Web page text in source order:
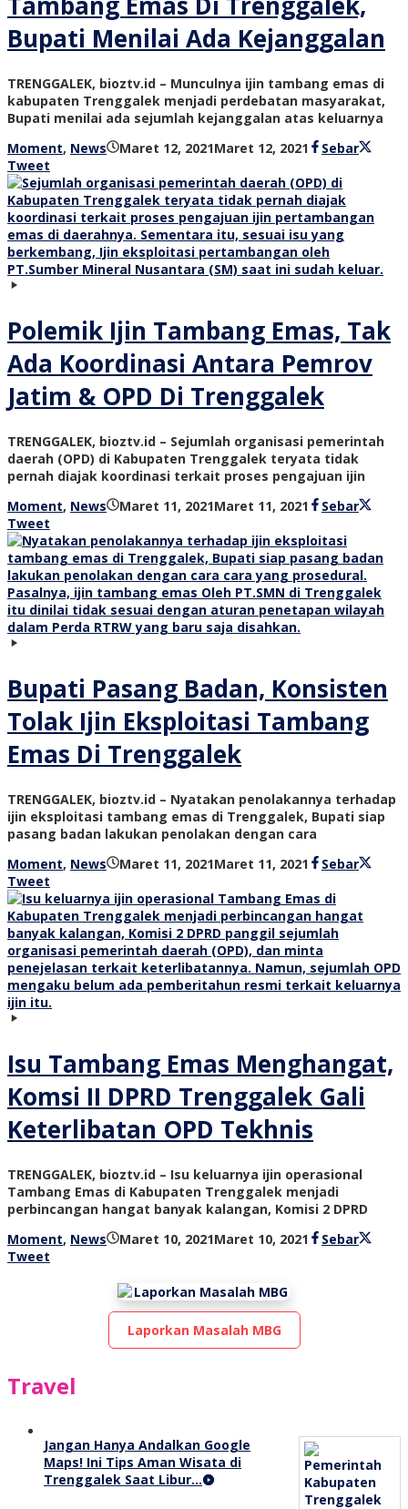
Bupati Menilai Ada Kejanggalan
TRENGGALEK, bioztv.id – Munculnya ijin tambang emas di
kabupaten Trenggalek menjadi perdebatan masyarakat,
Bupati menilai ada sejumlah kejanggalan atas keluarnya
Moment, News Maret 12, 2021Maret 12, 2021 oleh
tv
Sebar
Tweet
Polemik Ijin Tambang Emas, Tak
Ada Koordinasi Antara Pemrov
Jatim & OPD Di Trenggalek
TRENGGALEK, bioztv.id – Sejumlah organisasi pemerintah
daerah (OPD) di Kabupaten Trenggalek teryata tidak
pernah diajak koordinasi terkait proses pengajuan ijin
Moment, News Maret 11, 2021Maret 11, 2021 oleh
tv
Sebar
Tweet
Bupati Pasang Badan, Konsisten
Tolak Ijin Eksploitasi Tambang
Emas Di Trenggalek
TRENGGALEK, bioztv.id – Nyatakan penolakannya terhadap
ijin eksploitasi tambang emas di Trenggalek, Bupati siap
pasang badan lakukan penolakan dengan cara
Moment, News Maret 11, 2021Maret 11, 2021 oleh
tv
Sebar
Tweet
Isu Tambang Emas Menghangat,
Komsi II DPRD Trenggalek Gali
Keterlibatan OPD Tekhnis
TRENGGALEK, bioztv.id – Isu keluarnya ijin operasional
Tambang Emas di Kabupaten Trenggalek menjadi
perbincangan hangat banyak kalangan, Komisi 2 DPRD
Moment, News Maret 10, 2021Maret 10, 2021 olehSebar
Tweet
Laporkan Masalah MBG
Travel
Jangan Hanya Andalkan Google
Maps! Ini Tips Aman Wisata di
Trenggalek Saat Libur…